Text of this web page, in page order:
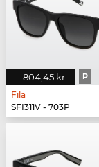
804,45 kr P
Fila
SFI311V - 703P